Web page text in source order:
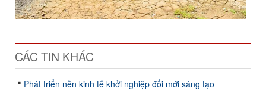
CÁC TIN KHÁC
Phát triển nền kinh tế khởi nghiệp đổi mới sáng tạo